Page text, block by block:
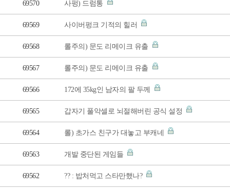
69570 사펑) 드럼통
69569 사이버펑크 기적의 힐러
69568 롤주의) 문도 리메이크 유출
69567 롤주의) 문도 리메이크 유출
69566 172에 35kg인 남자의 팔 두께
69565 갑자기 풀악셀로 뇌절해버린 공식 설정
69564 롤) 초가스 친구가 대놓고 부캐네
69563 개발 중단된 게임들
69562 ?? : 밥처먹고 스타만했나?